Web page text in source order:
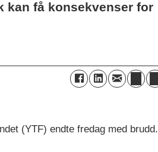
kan få konsekvenser for
(YTF) endte fredag med brudd.